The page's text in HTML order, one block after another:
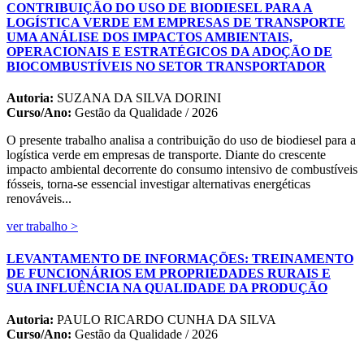
CONTRIBUIÇÃO DO USO DE BIODIESEL PARA A
LOGÍSTICA VERDE EM EMPRESAS DE TRANSPORTE
UMA ANÁLISE DOS IMPACTOS AMBIENTAIS,
OPERACIONAIS E ESTRATÉGICOS DA ADOÇÃO DE
BIOCOMBUSTÍVEIS NO SETOR TRANSPORTADOR
Autoria: SUZANA DA SILVA DORINI
Curso/Ano: Gestão da Qualidade / 2026
O presente trabalho analisa a contribuição do uso de biodiesel para a
logística verde em empresas de transporte. Diante do crescente
impacto ambiental decorrente do consumo intensivo de combustíveis
fósseis, torna-se essencial investigar alternativas energéticas
renováveis...
ver trabalho >
LEVANTAMENTO DE INFORMAÇÕES: TREINAMENTO
DE FUNCIONÁRIOS EM PROPRIEDADES RURAIS E
SUA INFLUÊNCIA NA QUALIDADE DA PRODUÇÃO
Autoria: PAULO RICARDO CUNHA DA SILVA
Curso/Ano: Gestão da Qualidade / 2026